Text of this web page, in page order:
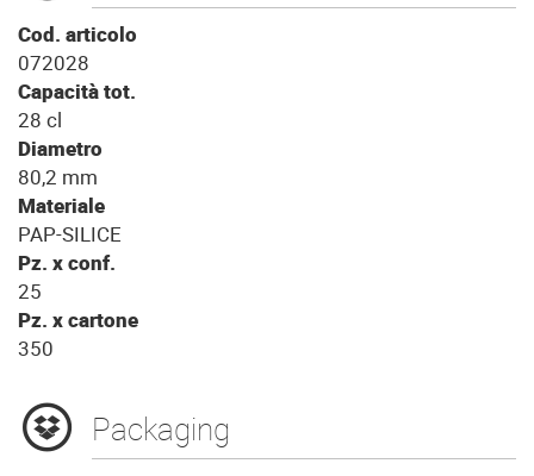
Cod. articolo
072028
Capacità tot.
28 cl
Diametro
80,2 mm
Materiale
PAP-SILICE
Pz. x conf.
25
Pz. x cartone
350
Packaging